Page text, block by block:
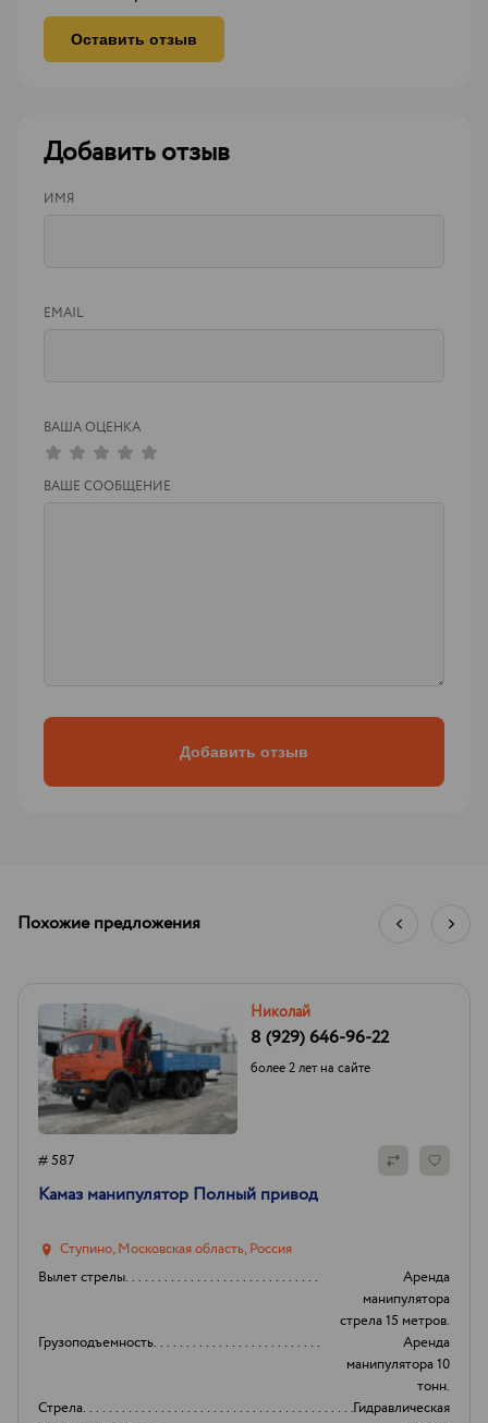
Оставить отзыв
Добавить отзыв
ИМЯ
EMAIL
ВАША ОЦЕНКА
ВАШЕ СООБЩЕНИЕ
Похожие предложения
Николай
8 (929) 646-96-22
более 2 лет на сайте
# 587
Камаз манипулятор Полный привод
Ступино, Московская область, Россия
Вылет стрелы
Аренда
манипулятора
стрела 15 метров.
Грузоподъемность
Аренда
манипулятора 10
тонн.
Стрела
Гидравлическая